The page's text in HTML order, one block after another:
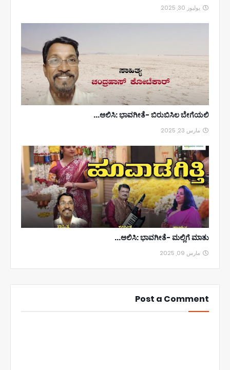
يوليوز 30, 2025
ಆಲಿಸಿ: ಭಾವಗೀತೆ- ಬಿರುಬಿಸಿಲ ಬೇಗೆಯಲಿ...
مارس 23, 2025
ಆಲಿಸಿ: ಭಾವಗೀತೆ- ಮಲ್ಲಿಗೆ ಮಾತು...
مارس 09, 2025
Post a Comment